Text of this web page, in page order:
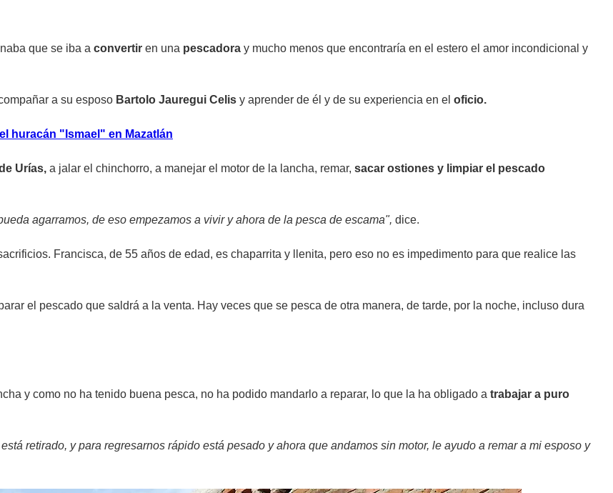
que se iba a convertir en una pescadora y mucho menos que encontraría en el estero el amor incondicional y
a su esposo Bartolo Jauregui Celis y aprender de él y de su experiencia en el oficio.
huracán "Ismael" en Mazatlán
Urías, a jalar el chinchorro, a manejar el motor de la lancha, remar, sacar ostiones y limpiar el pescado
agarramos, de eso empezamos a vivir y ahora de la pesca de escama", dice.
Francisca, de 55 años de edad, es chaparrita y llenita, pero eso no es impedimento para que realice las
el pescado que saldrá a la venta. Hay veces que se pesca de otra manera, de tarde, por la noche, incluso dura
y como no ha tenido buena pesca, no ha podido mandarlo a reparar, lo que la ha obligado a trabajar a puro
retirado, y para regresarnos rápido está pesado y ahora que andamos sin motor, le ayudo a remar a mi esposo y